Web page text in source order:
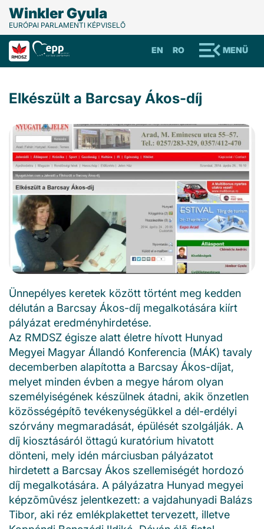
Winkler Gyula
EURÓPAI PARLAMENTI KÉPVISELŐ
MENÜ
RO
EN
Elkészült a Barcsay Ákos-díj
Ünnepélyes keretek között történt meg kedden
délután a Barcsay Ákos-díj megalkotására kiírt
pályázat eredményhirdetése.
Az RMDSZ égisze alatt életre hívott Hunyad
Megyei Magyar Állandó Konferencia (MÁK) tavaly
decemberben alapította a Barcsay Ákos-díjat,
melyet minden évben a megye három olyan
személyiségének készülnek átadni, akik önzetlen
közösségépítõ tevékenységükkel a dél-erdélyi
szórvány megmaradását, épülését szolgálják. A
díj kiosztásáról öttagú kuratórium hivatott
dönteni, mely idén márciusban pályázatot
hirdetett a Barcsay Ákos szellemiségét hordozó
díj megalkotására. A pályázatra Hunyad megyei
képzõmûvész jelentkezett: a vajdahunyadi Balázs
Tibor, aki réz emlékplakettet tervezett, illetve